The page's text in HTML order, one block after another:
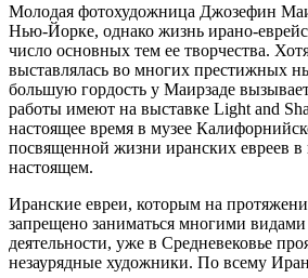
Молодая фотохудожница Джозефин
Нью-Йорке, однако жизнь ирано-
число основных тем ее творчества.
выставлялась во многих престижных
большую гордость у Маирзаде
работы имеют на выставке Light and
настоящее время в музее
посвященной жизни иранских евреев
настоящем.
Иранские евреи, которым на
запрещено заниматься многими
деятельности, уже в Средневековье
незаурядные художники. По всему